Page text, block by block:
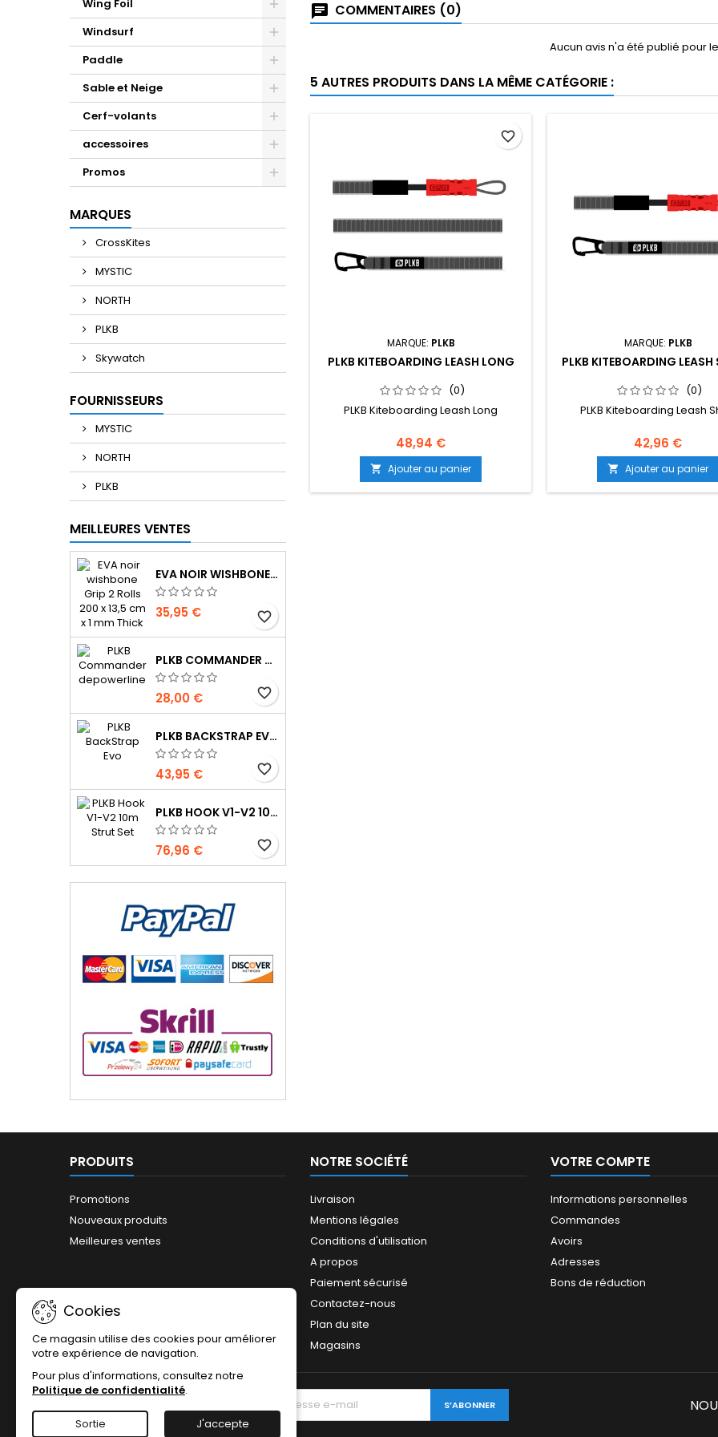
Wing Foil
Windsurf
Paddle
Sable et Neige
Cerf-volants
accessoires
Promos
MARQUES
CrossKites
MYSTIC
NORTH
PLKB
Skywatch
FOURNISSEURS
MYSTIC
NORTH
PLKB
MEILLEURES VENTES
EVA NOIR WISHBONE GRIP 2 ROLLS 200 X 13,5 CM X 1 MM THICK
35,95 € favorite_border
PLKB COMMANDER DEPOWERLINE
28,00 € favorite_border
PLKB BACKSTRAP EVO
43,95 € favorite_border
PLKB HOOK V1-V2 10M JEU DE LATTES
76,96 € favorite_border
COMMENTAIRES (0)
Aucun avis n'a été publié pour
5 AUTRES PRODUITS DANS LA MÊME CATÉGORIE :
MARQUE: PLKB
PLKB KITEBOARDING LEASH LONG
(0)
PLKB Kiteboarding Leash Long
48,94 €
 Ajouter au panier
favorite_border
MARQUE: PLKB
PLKB KITEBOARDING LEASH
(0)
PLKB Kiteboarding Leash
42,96 €
 Ajouter au panier
PRODUITS
Promotions
Nouveaux produits
Meilleures ventes
NOTRE SOCIÉTÉ
Livraison
Mentions légales
Conditions d'utilisation
A propos
Paiement sécurisé
Contactez-nous
Plan du site
Magasins
VOTRE COMPTE
Informations personnelles
Commandes
Avoirs
Adresses
Bons de réduction
Cookies
Ce magasin utilise des cookies pour améliorer
votre expérience de navigation.
Pour plus d'informations, consultez notre
Politique de confidentialité.
Sortie J'accepte